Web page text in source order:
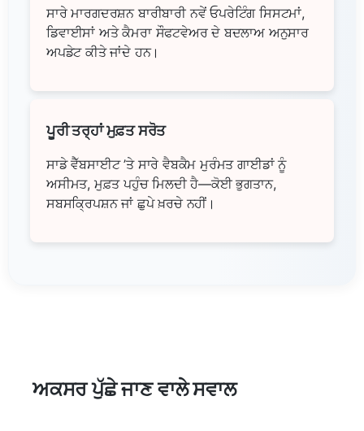
ਸਾਰੇ ਮਾਰਗਦਰਸ਼ਨ ਬਾਰੀਬਾਰੀ ਨਵੇਂ ਓਪਰੇਟਿੰਗ ਸਿਸਟਮਾਂ,
ਡਿਵਾਈਸਾਂ ਅਤੇ ਕੈਮਰਾ ਸੌਫਟਵੇਅਰ ਦੇ ਬਦਲਾਅ ਅਨੁਸਾਰ
ਅਪਡੇਟ ਕੀਤੇ ਜਾਂਦੇ ਹਨ।
ਪੂਰੀ ਤਰ੍ਹਾਂ ਮੁਫ਼ਤ ਸਰੋਤ
ਸਾਡੇ ਵੈੱਬਸਾਈਟ ’ਤੇ ਸਾਰੇ ਵੈਬਕੈਮ ਮੁਰੰਮਤ ਗਾਈਡਾਂ ਨੂੰ
ਅਸੀਮਤ, ਮੁਫ਼ਤ ਪਹੁੰਚ ਮਿਲਦੀ ਹੈ—ਕੋਈ ਭੁਗਤਾਨ,
ਸਬਸਕ੍ਰਿਪਸ਼ਨ ਜਾਂ ਛੁਪੇ ਖ਼ਰਚੇ ਨਹੀਂ।
ਅਕਸਰ ਪੁੱਛੇ ਜਾਣ ਵਾਲੇ ਸਵਾਲ